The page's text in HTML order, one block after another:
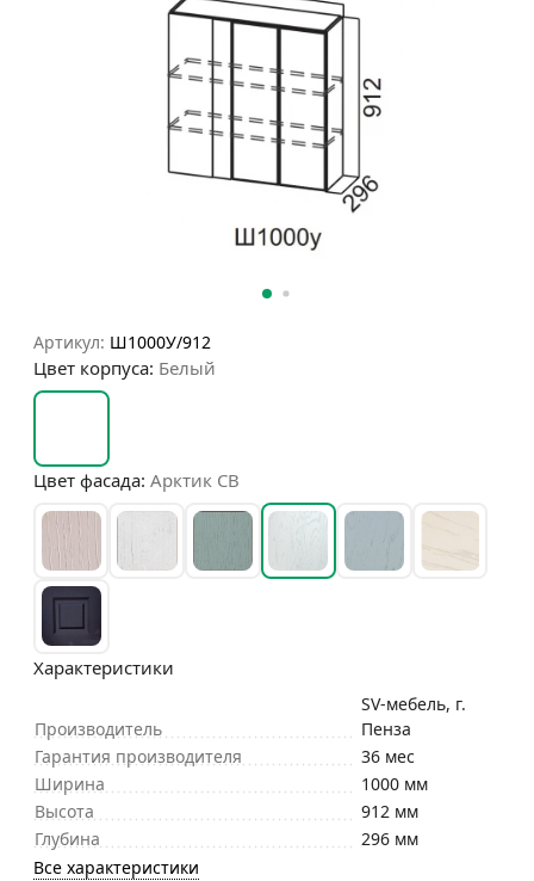
Артикул: Ш1000У/912
Цвет корпуса: Белый
Цвет фасада: Арктик СВ
Характеристики
Производитель
SV-мебель, г.
Пенза
Гарантия производителя
36 мес
Ширина
1000 мм
Высота
912 мм
Глубина
296 мм
Все характеристики